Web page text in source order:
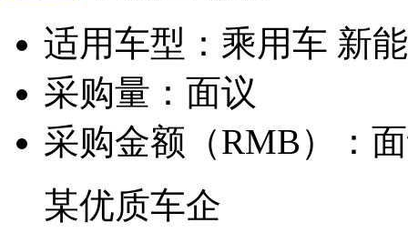
适用车型： 乘用车 新
采购量： 面议
采购金额（RMB）：
某优质车企